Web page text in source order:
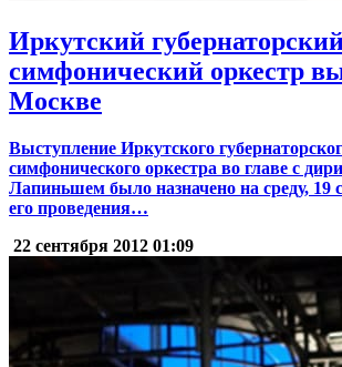
Иркутский
симфонический оркестр
Москве
Выступление Иркутского
симфонического оркестра во главе с
Лапиньшем было назначено на среду, 19
его проведения…
22 сентября 2012 01:09